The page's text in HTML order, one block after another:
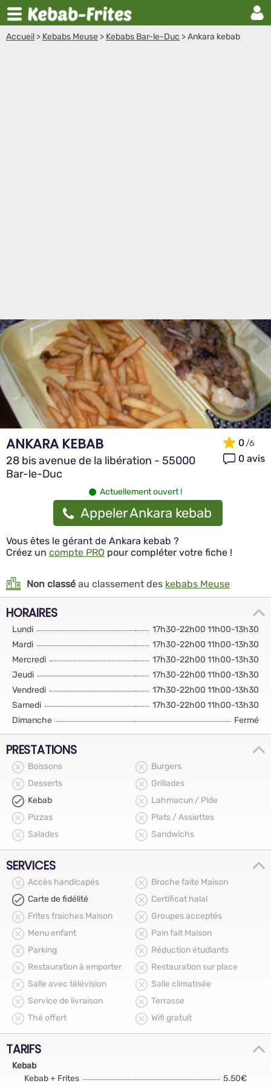
Accueil > Kebabs Meuse > Kebabs Bar-le-Duc >Ankara kebab
ANKARA KEBAB
28 bis avenue de la libération - 55000
Bar-le-Duc
0
0 avis
Actuellement ouvert !
Appeler Ankara kebab
Vous êtes le gérant de Ankara kebab ?
Créez un compte PRO pour compléter votre fiche !
Non classé au classement des kebabs Meuse
HORAIRES
Lundi
17h30-22h00 11h00-13h30
Mardi
17h30-22h00 11h00-13h30
Mercredi
17h30-22h00 11h00-13h30
Jeudi
17h30-22h00 11h00-13h30
Vendredi
17h30-22h00 11h00-13h30
Samedi
17h30-22h00 11h00-13h30
Dimanche
Fermé
PRESTATIONS
Boissons
Burgers
Desserts
Grillades
Kebab
Lahmacun / Pide
Pizzas
Plats / Assiettes
Salades
Sandwichs
SERVICES
Accès handicapés
Broche faite Maison
Carte de fidélité
Certificat halal
Frîtes fraiches Maison
Groupes acceptés
Menu enfant
Pain fait Maison
Parking
Réduction étudiants
Restauration à emporter
Restauration sur place
Salle avec télévision
Salle climatisée
Service de livraison
Terrasse
Thé offert
Wifi gratuit
TARIFS
Kebab
Kebab + Frites
5.50€